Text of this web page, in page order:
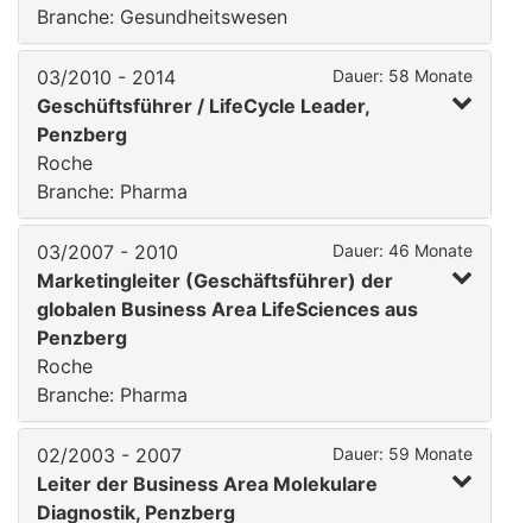
Branche: Gesundheitswesen
03/2010 - 2014 Dauer: 58 Monate
Geschüftsführer / LifeCycle Leader,
Penzberg
Roche
Branche: Pharma
03/2007 - 2010 Dauer: 46 Monate
Marketingleiter (Geschäftsführer) der
globalen Business Area LifeSciences aus
Penzberg
Roche
Branche: Pharma
02/2003 - 2007 Dauer: 59 Monate
Leiter der Business Area Molekulare
Diagnostik, Penzberg